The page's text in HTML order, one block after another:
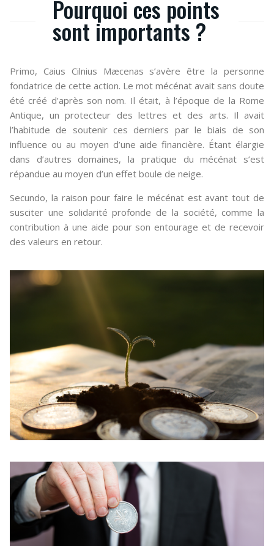
Pourquoi ces points
sont importants ?
Primo, Caius Cilnius Mæcenas s’avère être la personne
fondatrice de cette action. Le mot mécénat avait sans doute
été créé d’après son nom. Il était, à l’époque de la Rome
Antique, un protecteur des lettres et des arts. Il avait
l’habitude de soutenir ces derniers par le biais de son
influence ou au moyen d’une aide financière. Étant élargie
dans d’autres domaines, la pratique du mécénat s’est
répandue au moyen d’un effet boule de neige.
Secundo, la raison pour faire le mécénat est avant tout de
susciter une solidarité profonde de la société, comme la
contribution à une aide pour son entourage et de recevoir
des valeurs en retour.